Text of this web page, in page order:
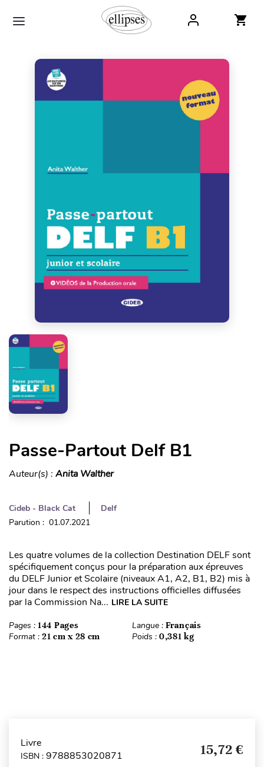
Passe-Partout Delf B1
Auteur(s) : Anita Walther
Cideb - Black Cat
Delf
Parution : 01.07.2021
Les quatre volumes de la collection Destination DELF sont
spécifiquement conçus pour la préparation aux épreuves
du DELF Junior et Scolaire (niveaux A1, A2, B1, B2) mis à
jour dans le respect des instructions officielles diffusées
par la Commission Na... LIRE LA SUITE
Pages : 144 Pages Langue : Français
Format : 21 cm x 28 cm Poids : 0,381 kg
Livre
ISBN : 9788853020871 15,72 €